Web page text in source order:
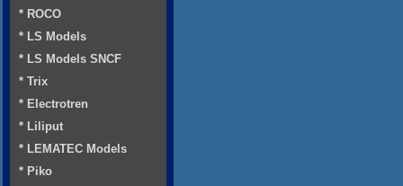
* ROCO
* LS Models
* LS Models SNCF
* Trix
* Electrotren
* Liliput
* LEMATEC Models
* Piko